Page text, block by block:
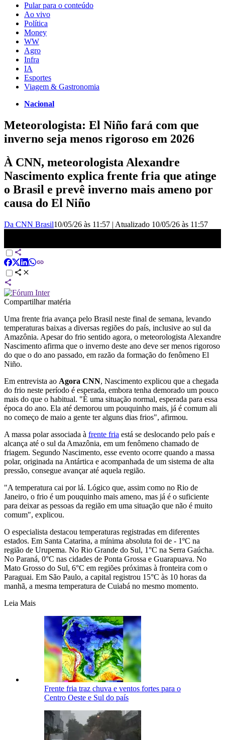
Pular para o conteúdo
Ao vivo
Política
Money
WW
Agro
Infra
IA
Esportes
Viagem & Gastronomia
Nacional
Meteorologista: El Niño fará com que
inverno seja menos rigoroso em 2026
À CNN, meteorologista Alexandre
Nascimento explica frente fria que atinge
o Brasil e prevê inverno mais ameno por
causa do El Niño
Da CNN Brasil10/05/26 às 11:57 | Atualizado 10/05/26 às 11:57
Compartilhar matéria
Uma frente fria avança pelo Brasil neste final de semana, levando
temperaturas baixas a diversas regiões do país, inclusive ao sul da
Amazônia. Apesar do frio sentido agora, o meteorologista Alexandre
Nascimento afirma que o inverno deste ano deve ser menos rigoroso
do que o do ano passado, em razão da formação do fenômeno El
Niño.
Em entrevista ao Agora CNN, Nascimento explicou que a chegada
do frio neste período é esperada, embora tenha demorado um pouco
mais do que o habitual. "É uma situação normal, esperada para essa
época do ano. Ela até demorou um pouquinho mais, já é comum ali
no começo de maio a gente ter alguns dias frios", afirmou.
A massa polar associada à frente fria está se deslocando pelo país e
alcança até o sul da Amazônia, em um fenômeno chamado de
friagem. Segundo Nascimento, esse evento ocorre quando a massa
polar, originada na Antártica e acompanhada de um sistema de alta
pressão, consegue avançar até aquela região.
"A temperatura cai por lá. Lógico que, assim como no Rio de
Janeiro, o frio é um pouquinho mais ameno, mas já é o suficiente
para deixar as pessoas da região em uma situação que não é muito
comum", explicou.
O especialista destacou temperaturas registradas em diferentes
estados. Em Santa Catarina, a mínima absoluta foi de - 1ºC na
região de Urupema. No Rio Grande do Sul, 1°C na Serra Gaúcha.
No Paraná, 0°C nas cidades de Ponta Grossa e Guarapuava. No
Mato Grosso do Sul, 6°C em regiões próximas à fronteira com o
Paraguai. Em São Paulo, a capital registrou 15°C às 10 horas da
manhã, a mesma temperatura de Cuiabá no mesmo momento.
Leia Mais
Frente fria traz chuva e ventos fortes para o
Centro Oeste e Sul do país